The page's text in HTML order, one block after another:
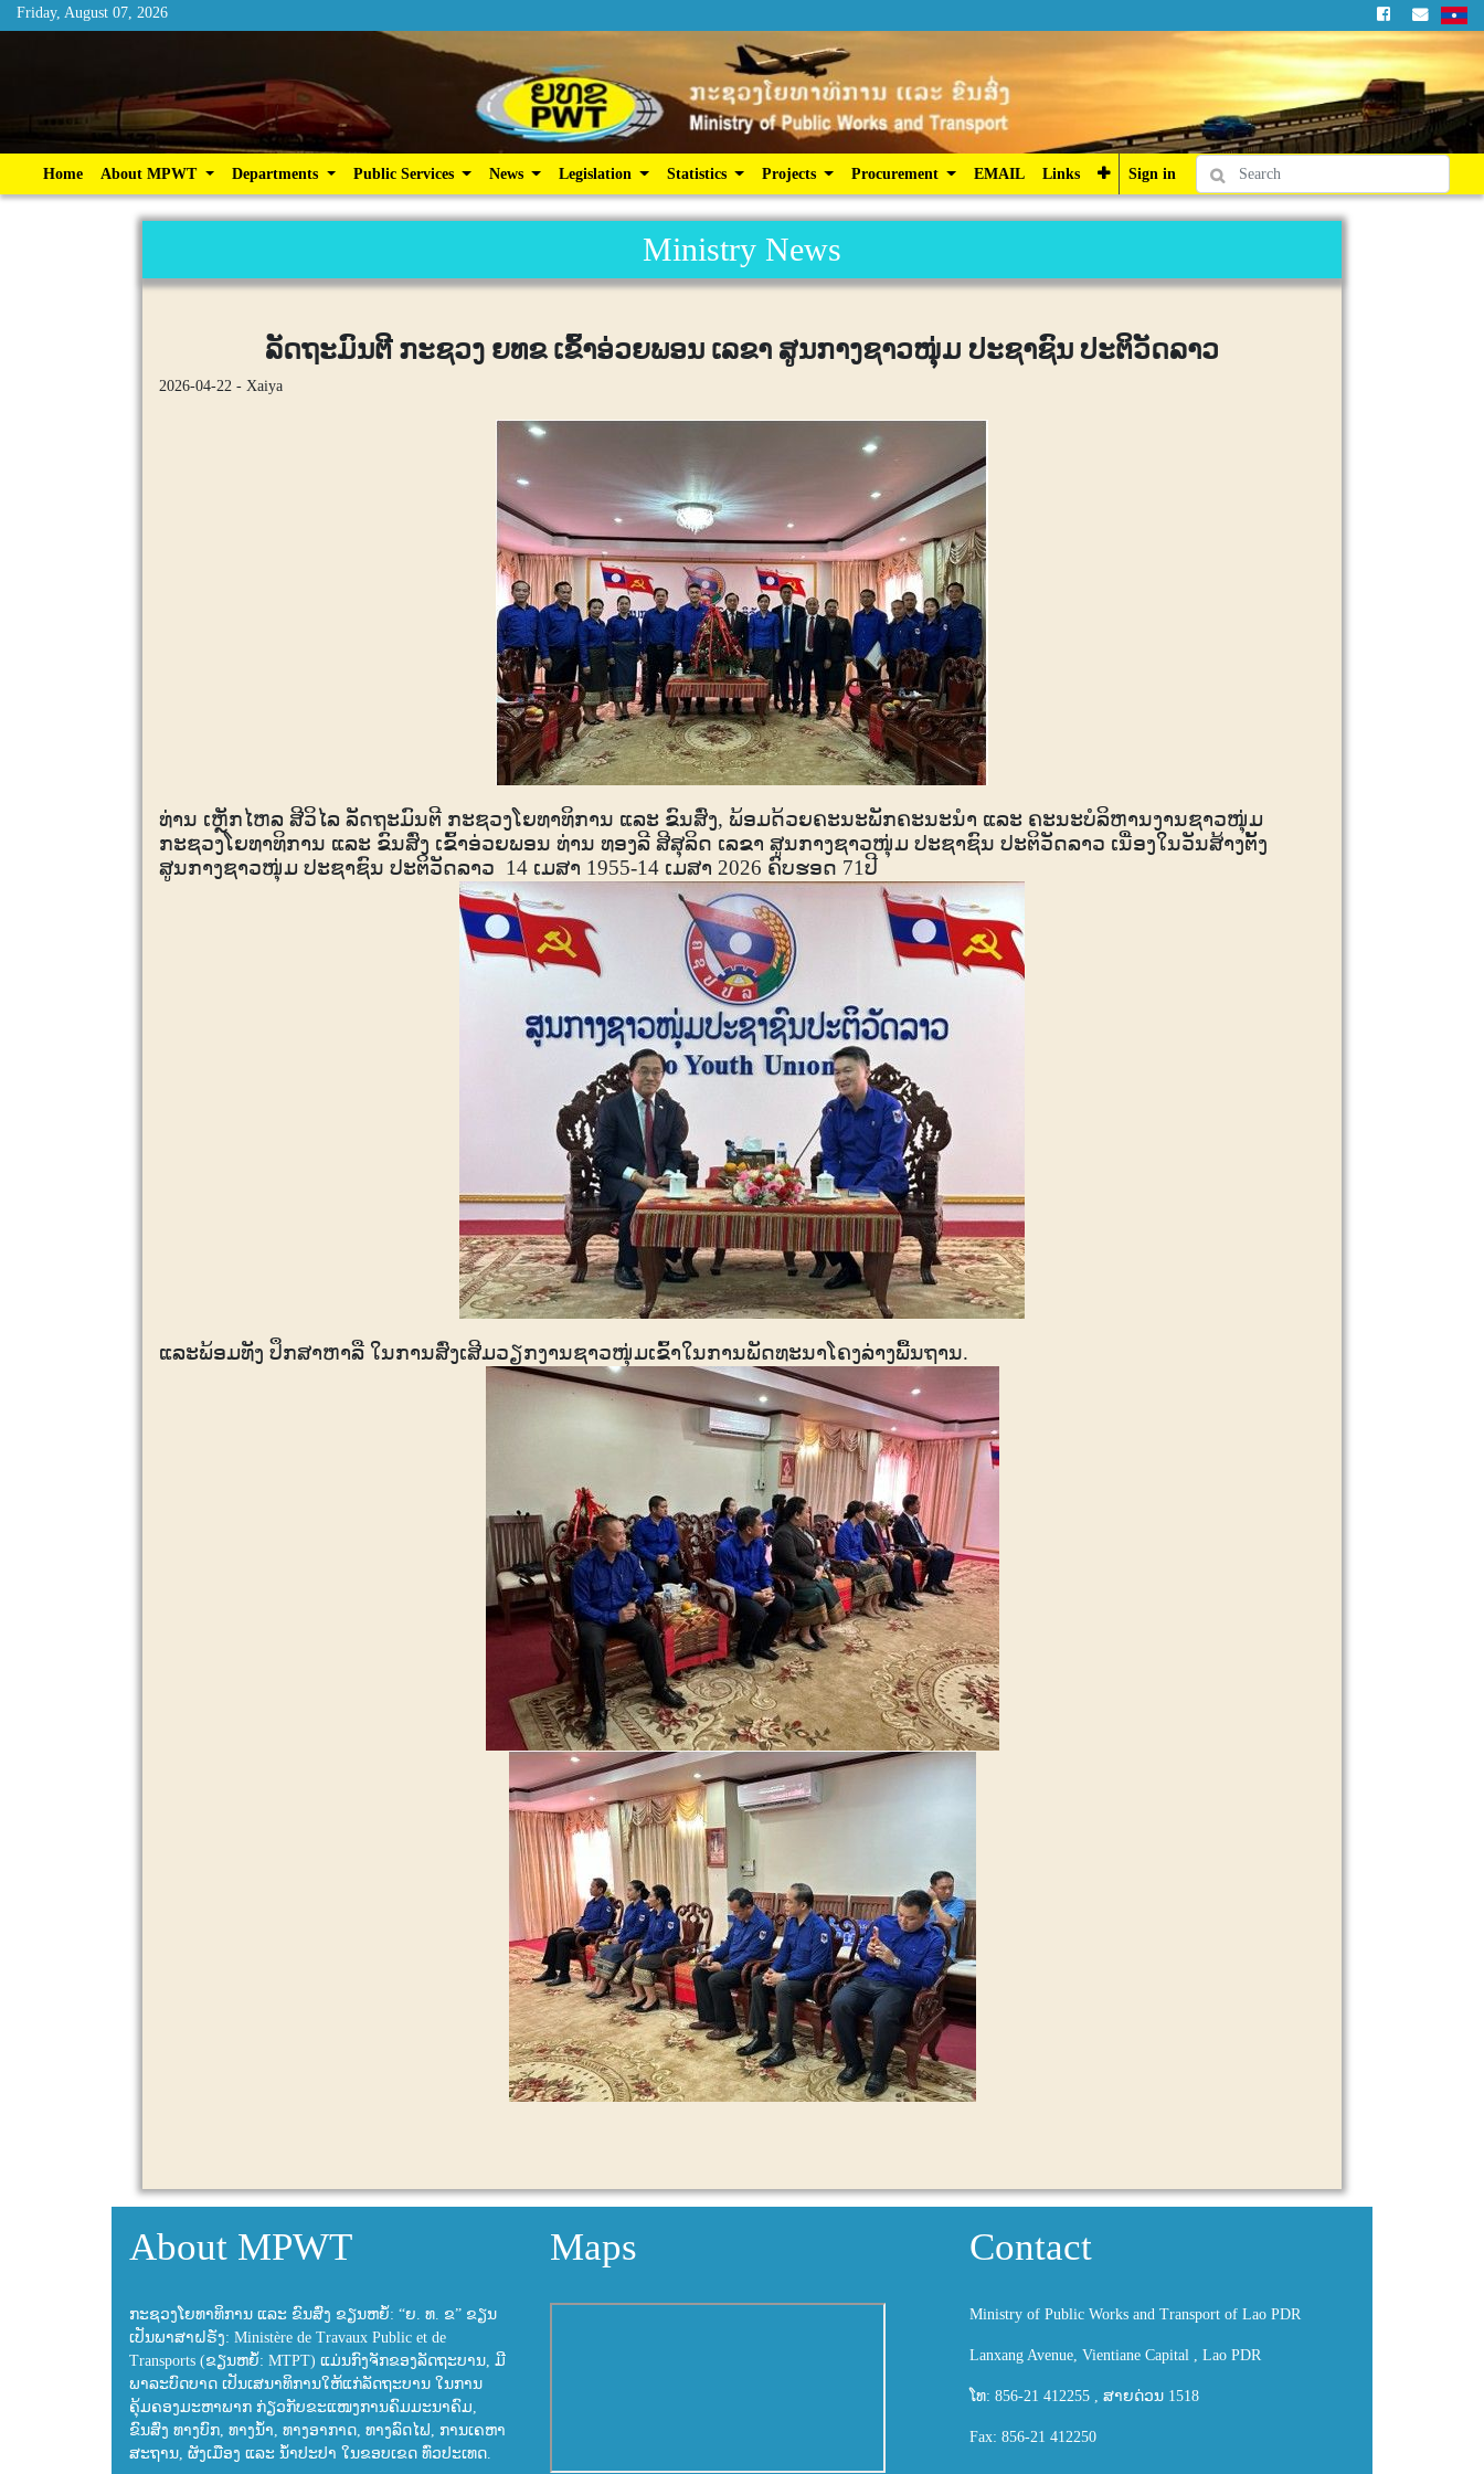
Friday, August 07, 2026
Home About MPWT Departments Public Services News Legislation Statistics Projects Sign in
Friday, August 07, 2026
Home About MPWT Departments Public Services News Legislation Statistics Projects Procurement EMAIL Links Sign in
Ministry News
ລັດຖະມົນຕີ ກະຊວງ ຍທຂ ເຂົ້າອ່ວຍພອນ ເລຂາ ສູນກາງຊາວໜຸ່ມ ປະຊາຊົນ ປະຕິວັດລາວ
2026-04-22 - Xaiya
ທ່ານ ເຫຼັກໄຫລ ສີວິໄລ ລັດຖະມົນຕີ ກະຊວງໂຍທາທິການ ແລະ ຂົນສົ່ງ, ພ້ອມດ້ວຍຄະນະພັກຄະນະນໍາ ແລະ ຄະນະບໍລິຫານງານຊາວໜຸ່ມ
ກະຊວງໂຍທາທິການ ແລະ ຂົນສົ່ງ ເຂົ້າອ່ວຍພອນ ທ່ານ ທອງລີ ສີສຸລິດ ເລຂາ ສູນກາງຊາວໜຸ່ມ ປະຊາຊົນ ປະຕິວັດລາວ ເນື່ອງໃນວັນສ້າງຕັ້ງ
ສູນກາງຊາວໜຸ່ມ ປະຊາຊົນ ປະຕິວັດລາວ 14 ເມສາ 1955-14 ເມສາ 2026 ຄົບຮອດ 71ປີ
ແລະພ້ອມທັງ ປຶກສາຫາລື ໃນການສົ່ງເສີມວຽກງານຊາວໜຸ່ມເຂົ້າໃນການພັດທະນາໂຄງລ່າງພື້ນຖານ.
About MPWT
ກະຊວງໂຍທາທິການ ແລະ ຂົນສົ່ງ ຂຽນຫຍໍ້: “ຍ. ທ. ຂ” ຂຽນ
ເປັນພາສາຝຣັ່ງ: Ministère de Travaux Public et de
Transports (ຂຽນຫຍໍ້: MTPT) ແມ່ນກົງຈັກຂອງລັດຖະບານ, ມີ
ພາລະບົດບາດ ເປັນເສນາທິການໃຫ້ແກ່ລັດຖະບານ ໃນການ
ຄຸ້ມຄອງມະຫາພາກ ກ່ຽວກັບຂະແໜງການຄົມມະນາຄົມ,
ຂົນສົ່ງ ທາງບົກ, ທາງນ້ຳ, ທາງອາກາດ, ທາງລົດໄຟ, ການເຄຫາ
ສະຖານ, ຜັງເມືອງ ແລະ ນ້ຳປະປາ ໃນຂອບເຂດ ທົ່ວປະເທດ.
Maps Contact
Ministry of Public Works and Transport of Lao PDR
Lanxang Avenue, Vientiane Capital , Lao PDR
ໂທ: 856-21 412255 , ສາຍດ່ວນ 1518
Fax: 856-21 412250